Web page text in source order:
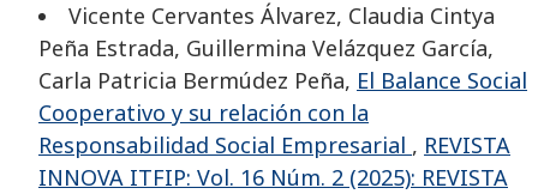
Vicente Cervantes Álvarez, Claudia Cintya
Peña Estrada, Guillermina Velázquez García,
Carla Patricia Bermúdez Peña, El Balance Social
Cooperativo y su relación con la
Responsabilidad Social Empresarial , REVISTA
INNOVA ITFIP: Vol. 16 Núm. 2 (2025): REVISTA